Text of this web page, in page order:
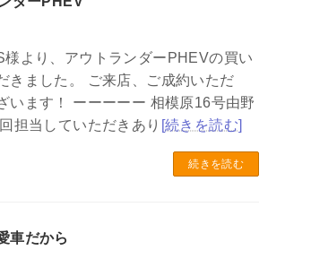
様より、アウトランダーPHEVの買い
きました。 ご来店、ご成約いただ
います！ ーーーーー 相模原16号由野
担当していただきあり [続きを読む]
続きを読む
車だから